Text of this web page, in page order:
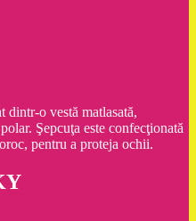
dintr-o vestă matlasată,
Şepcuţa este confecţionată
pentru a proteja ochii.